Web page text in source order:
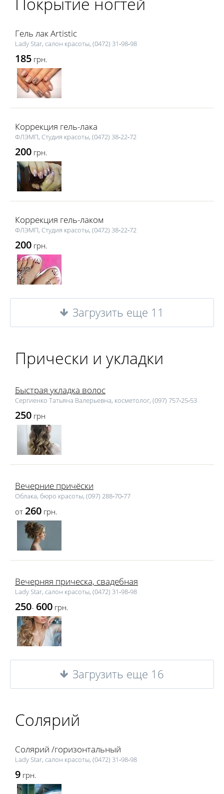
Гель лак Artistic
Lаdy Star, салон красоты, (0472) 31‑98‑98
185 грн.
Коррекция гель-лака
ФЛЭМП, Студия красоты, (0472) 38‑22‑72
200 грн.
Коррекция гель-лаком
ФЛЭМП, Студия красоты, (0472) 38‑22‑72
200 грн.
Загрузить еще 11
Прически и укладки
Быстрая укладка волос
Сергиенко Татьяна Валерьевна, косметолог, (097) 757‑25‑53
250 грн
Вечерние причёски
Облака, бюро красоты, (097) 288‑70‑77
от 260 грн.
Вечерняя прическа, свадебная
Lаdy Star, салон красоты, (0472) 31‑98‑98
250- 600 грн.
Загрузить еще 16
Солярий
Солярий /горизонтальный
Lаdy Star, салон красоты, (0472) 31‑98‑98
9 грн.